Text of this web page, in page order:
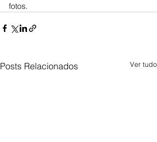
fotos.
Posts Relacionados Ver tudo